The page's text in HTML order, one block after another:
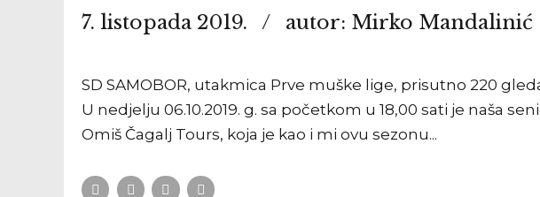
7. listopada 2019. autor: Mirko Mandalinić
SD SAMOBOR, utakmica Prve muške lige, prisutno 220
U nedjelju 06.10.2019. g. sa početkom u 18,00 sati je naša
Omiš Čagalj Tours, koja je kao i mi ovu sezonu...